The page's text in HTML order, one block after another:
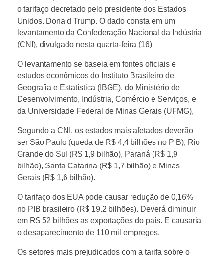
r
a
n
á
p
o
d
e
o tarifaço decretado pelo presidente dos Estados
Unidos, Donald Trump. O dado consta em um
levantamento da Confederação Nacional da Indústria
(CNI), divulgado nesta quarta-feira (16).
O levantamento se baseia em fontes oficiais e
estudos econômicos do Instituto Brasileiro de
Geografia e Estatística (IBGE), do Ministério de
Desenvolvimento, Indústria, Comércio e Serviços, e
da Universidade Federal de Minas Gerais (UFMG),
Segundo a CNI, os estados mais afetados deverão
ser São Paulo (queda de R$ 4,4 bilhões no PIB), Rio
Grande do Sul (R$ 1,9 bilhão), Paraná (R$ 1,9
bilhão), Santa Catarina (R$ 1,7 bilhão) e Minas
Gerais (R$ 1,6 bilhão).
O tarifaço dos EUA pode causar redução de 0,16%
no PIB brasileiro (R$ 19,2 bilhões). Deverá diminuir
em R$ 52 bilhões as exportações do país. E causaria
o desaparecimento de 110 mil empregos.
Os setores mais prejudicados com a tarifa sobre o